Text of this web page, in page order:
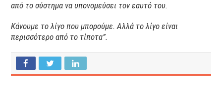
από το σύστημα να υπονομεύσει τον εαυτό του.
Κάνουμε το λίγο που μπορούμε. Αλλά το λίγο είναι
περισσότερο από το τίποτα”.